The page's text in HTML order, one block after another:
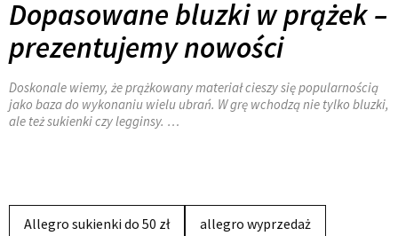
Dopasowane bluzki w prążek –
prezentujemy nowości
Doskonale wiemy, że prążkowany materiał cieszy się popularnością
jako baza do wykonaniu wielu ubrań. W grę wchodzą nie tylko bluzki,
ale też sukienki czy legginsy. …
Allegro sukienki do 50 zł allegro wyprzedaż